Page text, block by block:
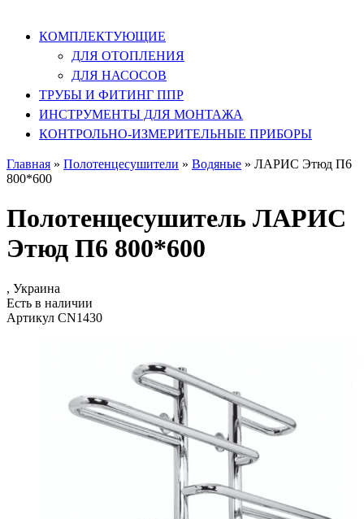
КОМПЛЕКТУЮЩИЕ
ДЛЯ ОТОПЛЕНИЯ
ДЛЯ НАСОСОВ
ТРУБЫ И ФИТИНГ ППР
ИНСТРУМЕНТЫ ДЛЯ МОНТАЖА
КОНТРОЛЬНО-ИЗМЕРИТЕЛЬНЫЕ ПРИБОРЫ
Главная » Полотенцесушители » Водяные » ЛАРИС Этюд П6
800*600
Полотенцесушитель ЛАРИС
Этюд П6 800*600
, Украина
Есть в наличии
Артикул CN1430